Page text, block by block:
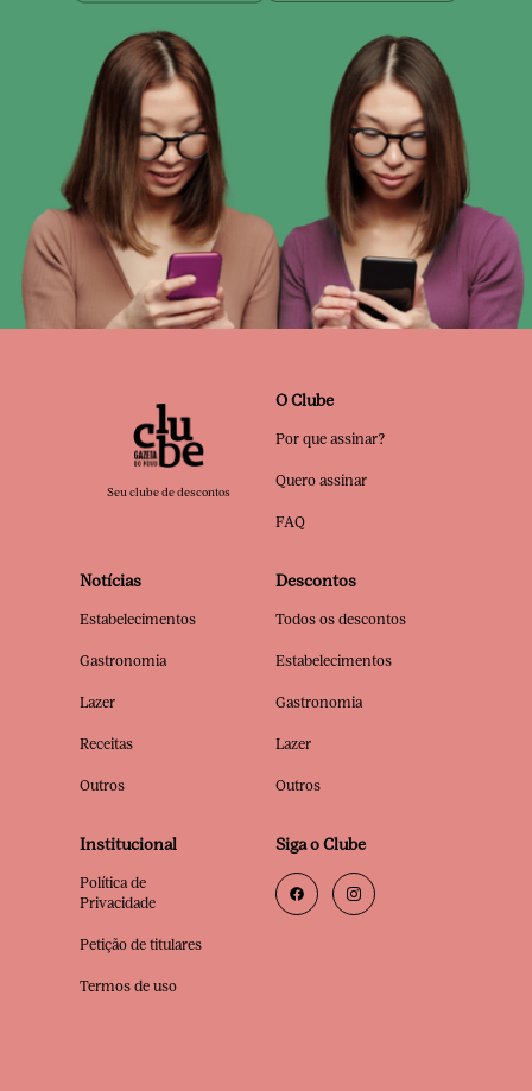
Seu clube de descontos
O Clube
Por que assinar?
Quero assinar
FAQ
Notícias
Estabelecimentos
Gastronomia
Lazer
Receitas
Outros
Descontos
Todos os descontos
Estabelecimentos
Gastronomia
Lazer
Outros
Institucional
Política de
Privacidade
Petição de titulares
Termos de uso
Siga o Clube